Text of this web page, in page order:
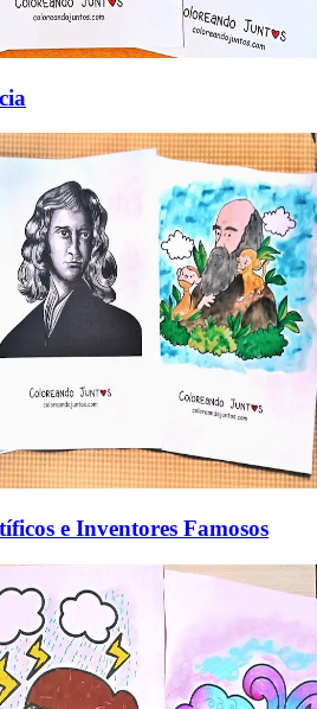
e Inventores Famosos